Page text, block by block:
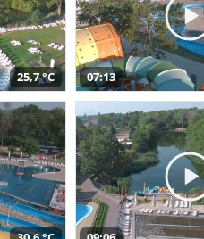
25,7 °C 07:13